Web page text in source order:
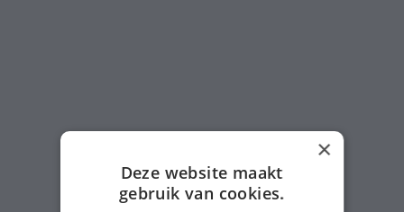
×
Deze website maakt
gebruik van cookies.